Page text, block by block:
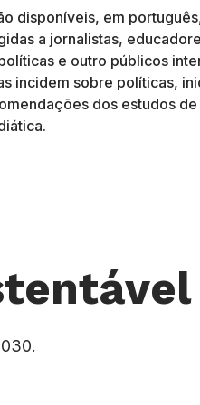
disponíveis, em
a jornalistas,
e outro públicos
incidem sobre políticas,
dos estudos